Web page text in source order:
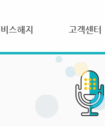
스해지 고객센터